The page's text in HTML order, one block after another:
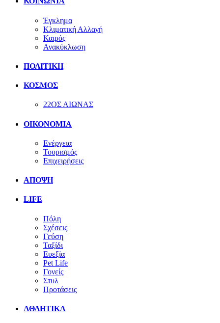
Έγκλημα
Κλιματική Αλλαγή
Καιρός
Ανακύκλωση
ΠΟΛΙΤΙΚΗ
ΚΟΣΜΟΣ
22ΟΣ ΑΙΩΝΑΣ
ΟΙΚΟΝΟΜΙΑ
Ενέργεια
Τουρισμός
Επιχειρήσεις
ΑΠΟΨΗ
LIFE
Πόλη
Σχέσεις
Γεύση
Ταξίδι
Ευεξία
Pet Life
Γονείς
Στυλ
Προτάσεις
ΑΘΛΗΤΙΚΑ